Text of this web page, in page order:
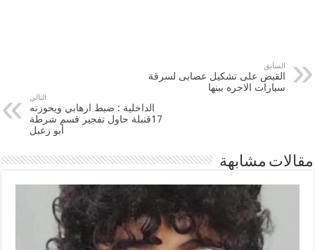
السابق
القبض على تشكيل عصابى لسرقة
سيارات الاجره ببنها
التالي
الداخلية : ضبط ارهابي ويحوزته
17قنبلة حاول تفجير قسم شرطة
أبو زعبل
مقالات مشابهة